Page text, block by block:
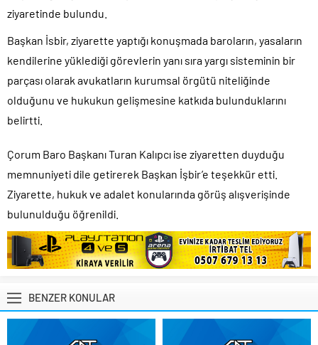
ziyaretinde bulundu.
Başkan İsbir, ziyarette yaptığı konuşmada baroların, yasaların
kendilerine yüklediği görevlerin yanı sıra yargı sisteminin bir
parçası olarak avukatların kurumsal örgütü niteliğinde
olduğunu ve hukukun gelişmesine katkıda bulunduklarını
belirtti.
Çorum Baro Başkanı Turan Kalıpcı ise ziyaretten duyduğu
memnuniyeti dile getirerek Başkan İşbir’e teşekkür etti.
Ziyarette, hukuk ve adalet konularında görüş alışverişinde
bulunulduğu öğrenildi.
BENZER KONULAR